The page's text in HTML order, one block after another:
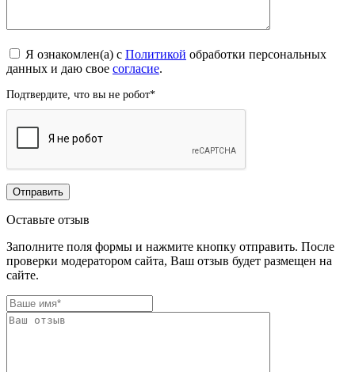
Я ознакомлен(а) с Политикой обработки персональных
данных и даю свое согласие.
Подтвердите, что вы не робот*
Оставьте отзыв
Заполните поля формы и нажмите кнопку отправить. После
проверки модератором сайта, Ваш отзыв будет размещен на
сайте.